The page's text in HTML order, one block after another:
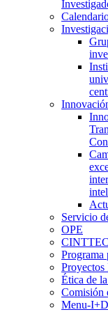
Servicio
OPE
CINTTEC
Programa
Ética de
Comisión
Menu-